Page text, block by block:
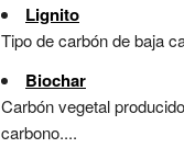
Lignito
Tipo de carbón de baja
Biochar
Carbón vegetal
carbono....